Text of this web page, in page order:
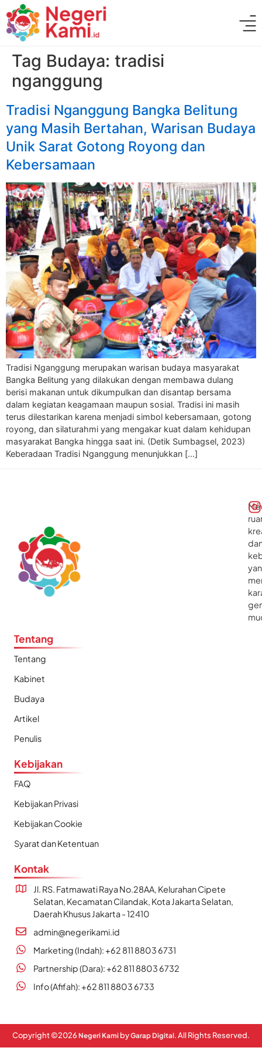
Tag Budaya: tradisi
nganggung
Tradisi Nganggung Bangka Belitung
yang Masih Bertahan, Warisan Budaya
Unik Sarat Gotong Royong dan
Kebersamaan
Tradisi Nganggung merupakan warisan budaya masyarakat
Bangka Belitung yang dilakukan dengan membawa dulang
berisi makanan untuk dikumpulkan dan disantap bersama
dalam kegiatan keagamaan maupun sosial. Tradisi ini masih
terus dilestarikan karena menjadi simbol kebersamaan, gotong
royong, dan silaturahmi yang mengakar kuat dalam kehidupan
masyarakat Bangka hingga saat ini. (Detik Sumbagsel, 2023)
Keberadaan Tradisi Nganggung menunjukkan […]
Tentang
Tentang
Kabinet
Budaya
Artikel
Penulis
Kebijakan
FAQ
Kebijakan Privasi
Kebijakan Cookie
Syarat dan Ketentuan
Kontak
Jl. RS. Fatmawati Raya No.28AA, Kelurahan Cipete
Selatan, Kecamatan Cilandak, Kota Jakarta Selatan,
Daerah Khusus Jakarta - 12410
admin@negerikami.id
Marketing (Indah): +62 811 8803 6731
Partnership (Dara): +62 811 8803 6732
Info (Afifah): +62 811 8803 6733
Copyright ©2026 Negeri Kami byGarap Digital. All Rights Reserved.